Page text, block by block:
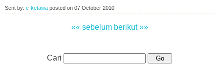
Sent by: e-ketawa posted on 07 October 2010
«« sebelum berikut »»
Cari